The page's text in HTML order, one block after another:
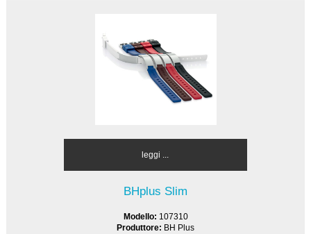
leggi ...
BHplus Slim
Modello: 107310
Produttore: BH Plus